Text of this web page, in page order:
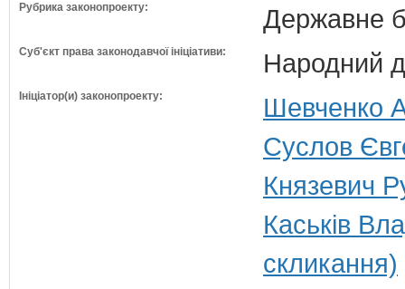
Рубрика законопроекту: Державне
Суб'єкт права законодавчої ініціативи: Народний
Ініціатор(и) законопроекту:
Шевченко
Суслов
Князевич
Каськів
скликання)